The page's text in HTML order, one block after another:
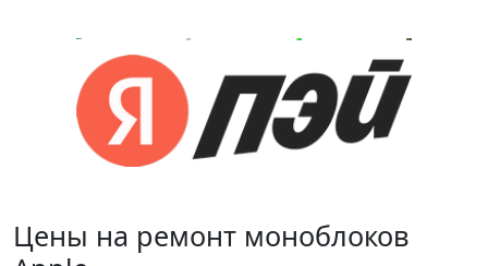
Цены на ремонт моноблоков